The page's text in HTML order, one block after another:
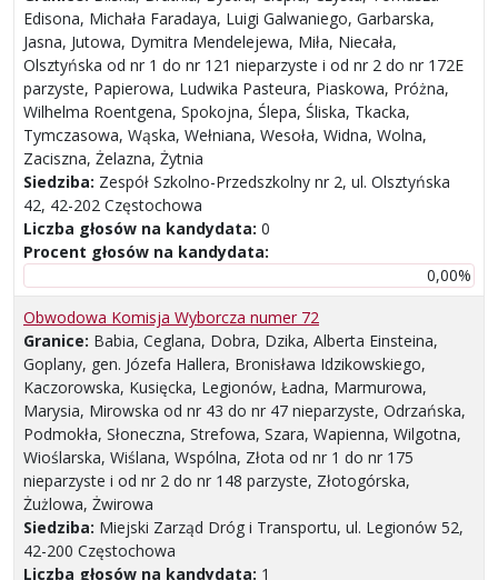
Edisona, Michała Faradaya, Luigi Galwaniego, Garbarska,
Jasna, Jutowa, Dymitra Mendelejewa, Miła, Niecała,
Olsztyńska od nr 1 do nr 121 nieparzyste i od nr 2 do nr 172E
parzyste, Papierowa, Ludwika Pasteura, Piaskowa, Próżna,
Wilhelma Roentgena, Spokojna, Ślepa, Śliska, Tkacka,
Tymczasowa, Wąska, Wełniana, Wesoła, Widna, Wolna,
Zaciszna, Żelazna, Żytnia
Siedziba: Zespół Szkolno-Przedszkolny nr 2, ul. Olsztyńska
42, 42-202 Częstochowa
Liczba głosów na kandydata: 0
Procent głosów na kandydata:
0,00%
Obwodowa Komisja Wyborcza numer 72
Granice: Babia, Ceglana, Dobra, Dzika, Alberta Einsteina,
Goplany, gen. Józefa Hallera, Bronisława Idzikowskiego,
Kaczorowska, Kusięcka, Legionów, Ładna, Marmurowa,
Marysia, Mirowska od nr 43 do nr 47 nieparzyste, Odrzańska,
Podmokła, Słoneczna, Strefowa, Szara, Wapienna, Wilgotna,
Wioślarska, Wiślana, Wspólna, Złota od nr 1 do nr 175
nieparzyste i od nr 2 do nr 148 parzyste, Złotogórska,
Żużlowa, Żwirowa
Siedziba: Miejski Zarząd Dróg i Transportu, ul. Legionów 52,
42-200 Częstochowa
Liczba głosów na kandydata: 1